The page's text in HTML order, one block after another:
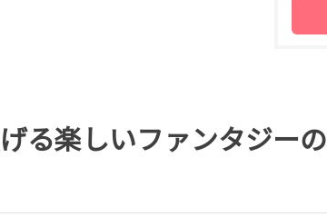
る楽しいファンタジーの